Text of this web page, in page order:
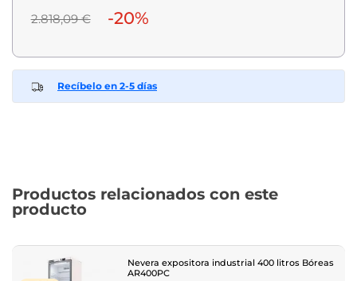
2.818,09 € -20%
Recíbelo en 2-5 días
Productos relacionados con este
producto
Nevera expositora industrial 400 litros Bóreas
AR400PC